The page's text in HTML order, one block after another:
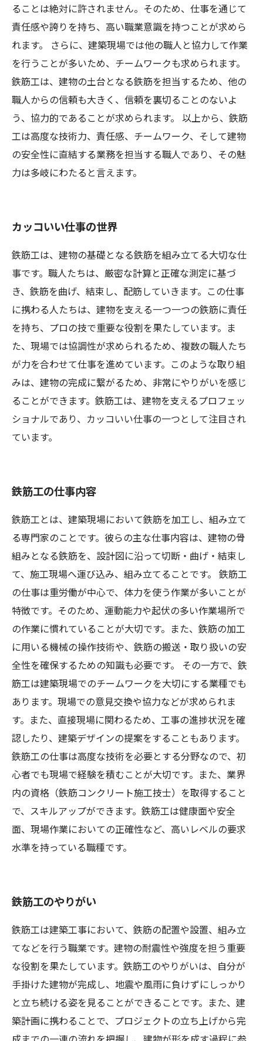
ることは絶対に許されません。そのため、仕事を通じて
責任感や誇りを持ち、高い職業意識を持つことが求めら
れます。 さらに、建築現場では他の職人と協力して作業
を行うことが多いため、チームワークも求められます。
鉄筋工は、建物の土台となる鉄筋を担当するため、他の
職人からの信頼も大きく、信頼を裏切ることのないよ
う、協力的であることが求められます。 以上から、鉄筋
工は高度な技術力、責任感、チームワーク、そして建物
の安全性に直結する業務を担当する職人であり、その魅
力は多岐にわたると言えます。
カッコいい仕事の世界
鉄筋工は、建物の基礎となる鉄筋を組み立てる大切な仕
事です。職人たちは、厳密な計算と正確な測定に基づ
き、鉄筋を曲げ、結束し、配筋していきます。この仕事
に携わる人たちは、建物を支える一つ一つの鉄筋に責任
を持ち、プロの技で重要な役割を果たしています。ま
た、現場では協調性が求められるため、複数の職人たち
が力を合わせて仕事を進めています。このような取り組
みは、建物の完成に繋がるため、非常にやりがいを感じ
ることができます。鉄筋工は、建物を支えるプロフェッ
ショナルであり、カッコいい仕事の一つとして注目され
ています。
鉄筋工の仕事内容
鉄筋工とは、建築現場において鉄筋を加工し、組み立て
る専門家のことです。彼らの主な仕事内容は、建物の骨
組みとなる鉄筋を、設計図に沿って切断・曲げ・結束し
て、施工現場へ運び込み、組み立てることです。 鉄筋工
の仕事は重労働が中心で、体力を使う作業が多いことが
特徴です。そのため、運動能力や起伏の多い作業場所で
の作業に慣れていることが大切です。また、鉄筋の加工
に用いる機械の操作技術や、鉄筋の搬送・取り扱いの安
全性を確保するための知識も必要です。 その一方で、鉄
筋工は建築現場でのチームワークを大切にする業種でも
あります。現場での意見交換や協力などが求められま
す。また、直接現場に関わるため、工事の進捗状況を確
認したり、建築デザインの提案をすることもあります。
鉄筋工の仕事は高度な技術を必要とする分野なので、初
心者でも現場で経験を積むことが大切です。また、業界
内の資格（鉄筋コンクリート施工技士）を取得すること
で、スキルアップができます。鉄筋工は健康面や安全
面、現場作業においての正確性など、高いレベルの要求
水準を持っている職種です。
鉄筋工のやりがい
鉄筋工は建築工事において、鉄筋の配置や設置、組み立
てなどを行う職業です。建物の耐震性や強度を担う重要
な役割を果たしています。鉄筋工のやりがいは、自分が
手掛けた建物が完成し、地震や風雨に負けずにしっかり
と立ち続ける姿を見ることができることです。また、建
築計画に携わることで、プロジェクトの立ち上げから完